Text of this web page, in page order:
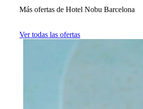
Más ofertas de Hotel Nobu Barcelona
Ver todas las ofertas